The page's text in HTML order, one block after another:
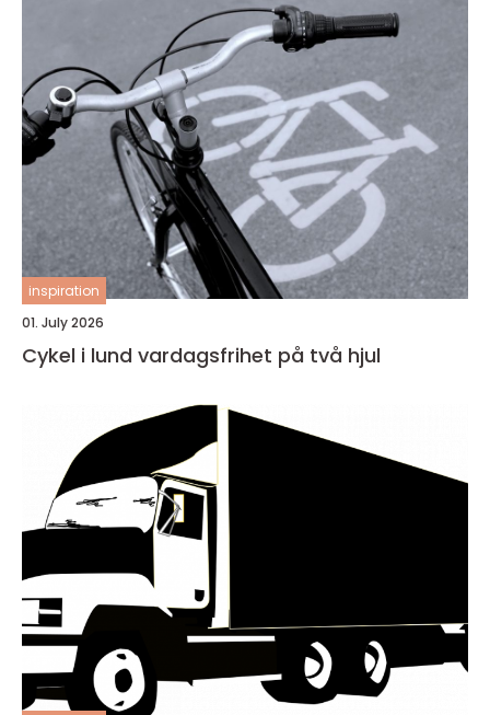
inspiration
01. July 2026
Cykel i lund vardagsfrihet på två hjul